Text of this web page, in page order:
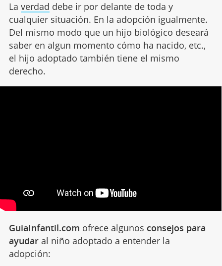
La verdad debe ir por delante de toda y
cualquier situación. En la adopción igualmente.
Del mismo modo que un hijo biológico deseará
saber en algun momento cómo ha nacido, etc.,
el hijo adoptado también tiene el mismo
derecho.
GuiaInfantil.com ofrece algunos consejos para
ayudaral niño adoptado a entender la
adopción: